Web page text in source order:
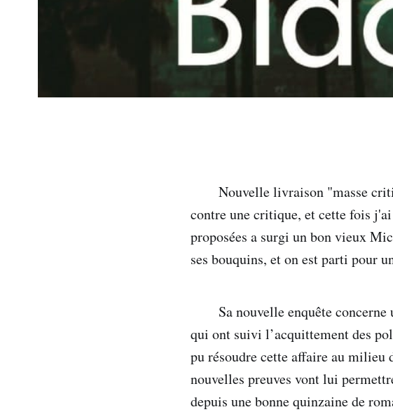
Nouvelle livraison "masse
contre une critique, et cette fois
proposées a surgi un bon vieux
ses bouquins, et on est parti pour
Sa nouvelle enquête
qui ont suivi l’acquittement des
pu résoudre cette affaire au milieu
nouvelles preuves vont lui
depuis une bonne quinzaine de